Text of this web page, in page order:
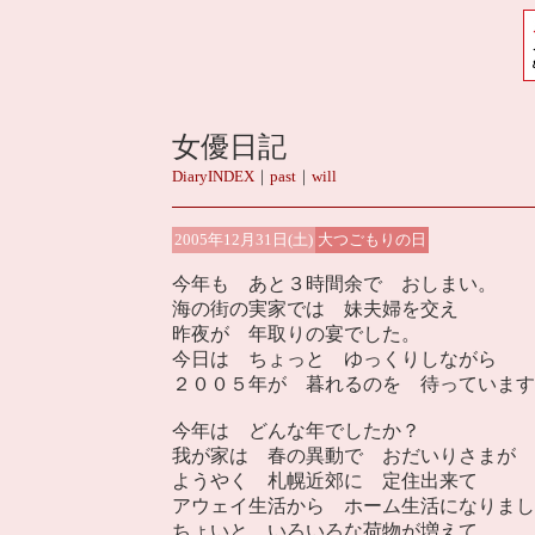
女優日記
DiaryINDEX ｜ past ｜ will
2005年12月31日(土) 大つごもりの日
今年も あと３時間余で おしまい。
海の街の実家では 妹夫婦を交え
昨夜が 年取りの宴でした。
今日は ちょっと ゆっくりしながら
２００５年が 暮れるのを 待っていま
今年は どんな年でしたか？
我が家は 春の異動で おだいりさまが
ようやく 札幌近郊に 定住出来て
アウェイ生活から ホーム生活になりま
ちょいと いろいろな荷物が増えて